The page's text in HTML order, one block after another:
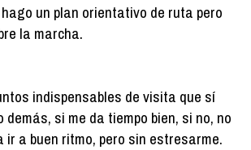
un plan orientativo de ruta pero
la marcha.
indispensables de visita que sí
demás, si me da tiempo bien, si no, no
ir a buen ritmo, pero sin estresarme.